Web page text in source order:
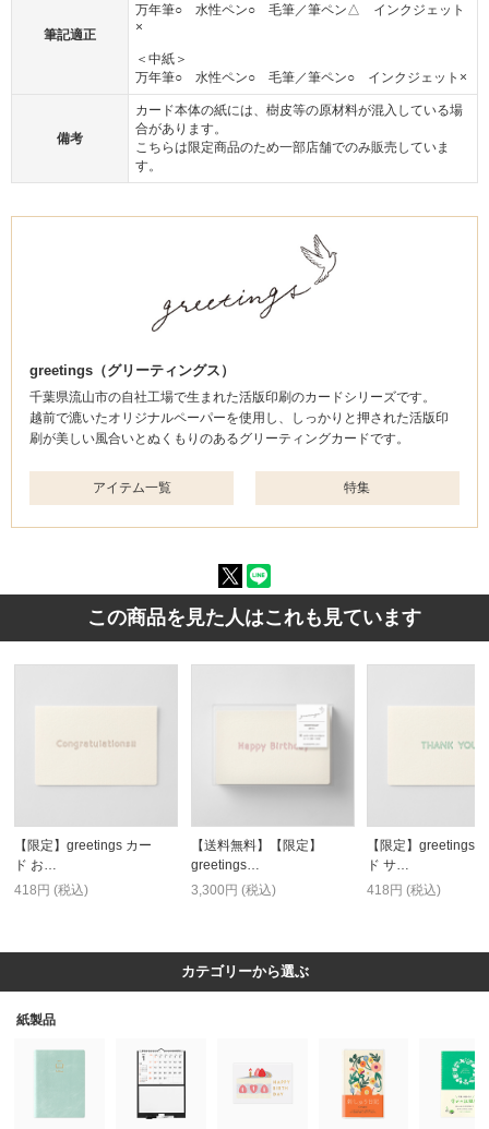
筆記適正
万年筆○ 水性ペン○ 毛筆／筆ペン△ インクジェット
×
＜中紙＞
万年筆○ 水性ペン○ 毛筆／筆ペン○ インクジェット×
備考
カード本体の紙には、樹皮等の原材料が混入している場
合があります。
こちらは限定商品のため一部店舗でのみ販売していま
す。
greetings（グリーティングス）
千葉県流山市の自社工場で生まれた活版印刷のカードシリーズです。
越前で漉いたオリジナルペーパーを使用し、しっかりと押された活版印
刷が美しい風合いとぬくもりのあるグリーティングカードです。
アイテム一覧 特集
この商品を見た人はこれも見ています
【限定】greetings カー
ド お…
418円 (税込)
【送料無料】【限定】
greetings…
3,300円 (税込)
【限定】greetings
ド サ…
418円 (税込)
カテゴリーから選ぶ
紙製品